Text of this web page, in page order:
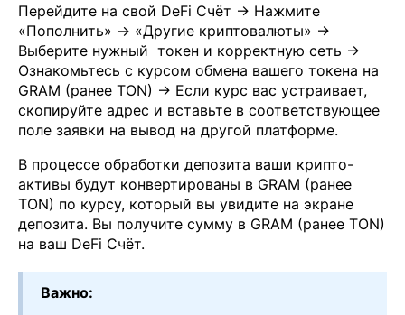
Перейдите на свой DeFi Счёт → Нажмите
«Пополнить» → «Другие криптовалюты» →
Выберите нужный токен и корректную сеть →
Ознакомьтесь с курсом обмена вашего токена на
GRAM (ранее TON) → Если курс вас устраивает,
скопируйте адрес и вставьте в соответствующее
поле заявки на вывод на другой платформе.
В процессе обработки депозита ваши крипто-
активы будут конвертированы в GRAM (ранее
TON) по курсу, который вы увидите на экране
депозита. Вы получите сумму в GRAM (ранее TON)
на ваш DeFi Счёт.
Важно: